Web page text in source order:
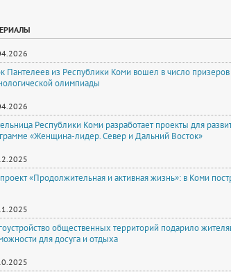
Пантелеев из Республики Коми вошел в число
олимпиады
Республики Коми разработает проекты для
«Женщина-лидер. Север и Дальний Восток»
«Продолжительная и активная жизнь»: в Коми
общественных территорий подарило
для досуга и отдыха